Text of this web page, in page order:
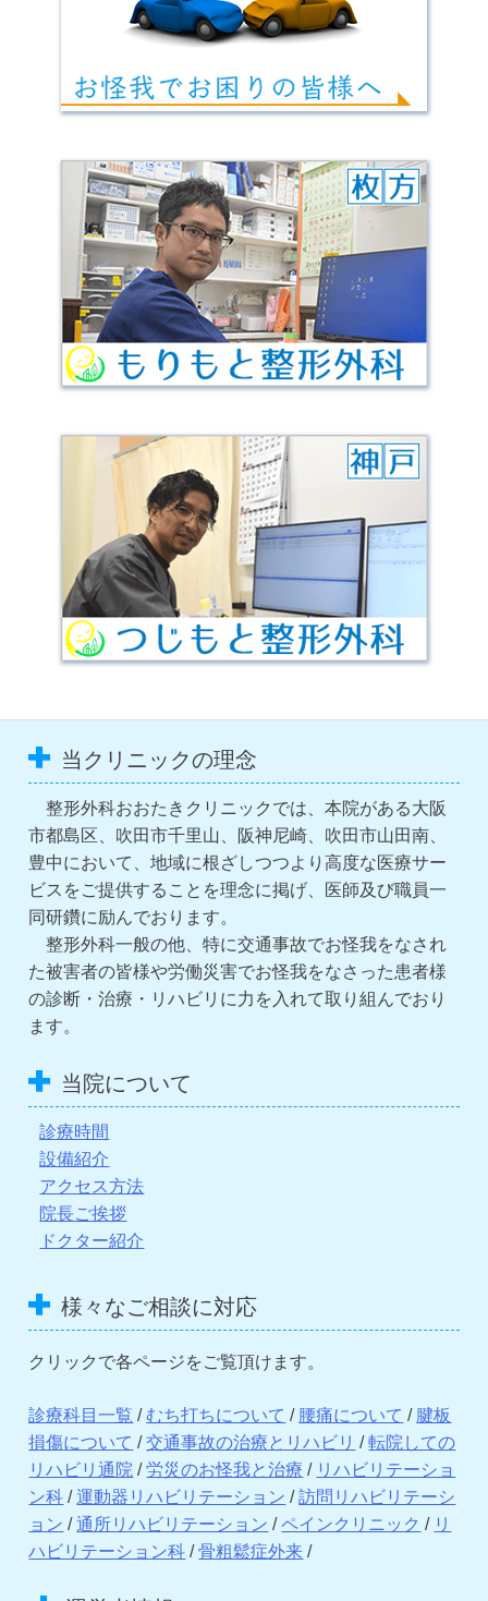
当クリニックの理念
整形外科おおたきクリニックでは、本院がある大阪
市都島区、吹田市千里山、阪神尼崎、吹田市山田南、
豊中において、地域に根ざしつつより高度な医療サー
ビスをご提供することを理念に掲げ、医師及び職員一
同研鑽に励んでおります。
整形外科一般の他、特に交通事故でお怪我をなされ
た被害者の皆様や労働災害でお怪我をなさった患者様
の診断・治療・リハビリに力を入れて取り組んでおり
ます。
当院について
診療時間
設備紹介
アクセス方法
院長ご挨拶
ドクター紹介
様々なご相談に対応
クリックで各ページをご覧頂けます。
診療科目一覧 / むち打ちについて / 腰痛について / 腱板
損傷について /交通事故の治療とリハビリ /転院しての
リハビリ通院 /労災のお怪我と治療 / リハビリテーショ
ン科 /運動器リハビリテーション /訪問リハビリテーシ
ョン /通所リハビリテーション /ペインクリニック / リ
ハビリテーション科 /骨粗鬆症外来 /